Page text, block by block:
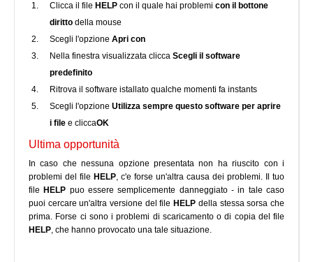
Clicca il file HELP con il quale hai problemi con il bottone
diritto della mouse
Scegli l'opzione Apri con
Nella finestra visualizzata clicca Scegli il software
predefinito
Ritrova il software istallato qualche momenti fa instants
Scegli l'opzione Utilizza sempre questo software per aprire
i file e cliccaOK
Ultima opportunità
In caso che nessuna opzione presentata non ha riuscito con i
problemi del file HELP, c'e forse un'altra causa dei problemi. Il tuo
file HELP puo essere semplicemente danneggiato - in tale caso
puoi cercare un'altra versione del file HELP della stessa sorsa che
prima. Forse ci sono i problemi di scaricamento o di copia del file
HELP, che hanno provocato una tale situazione.